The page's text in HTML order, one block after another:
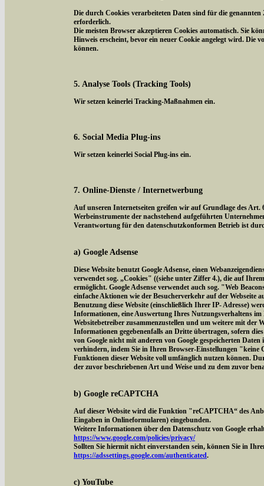
Die durch Cookies verarbeiteten Daten sind für die
erforderlich.
Die meisten Browser akzeptieren Cookies automatisch. Sie
Hinweis erscheint, bevor ein neuer Cookie angelegt wird. Die
können.
5. Analyse Tools (Tracking Tools)
Wir setzen keinerlei Tracking-Maßnahmen ein.
6. Social Media Plug-ins
Wir setzen keinerlei Social Plug-ins ein.
7. Online-Dienste / Internetwerbung
Auf unseren Internetseiten greifen wir auf Grundlage des
Werbeinstrumente der nachstehend aufgeführten
Verantwortung für den datenschutzkonformen Betrieb ist
a) Google Adsense
Diese Website benutzt Google Adsense, einen
verwendet sog. „Cookies" ((siehe unter Ziffer 4.), die auf
ermöglicht. Google Adsense verwendet auch sog. "Web
einfache Aktionen wie der Besucherverkehr auf der Webseite
Benutzung diese Website (einschließlich Ihrer IP- Adresse)
Informationen, eine Auswertung Ihres Nutzungsverhaltens
Websitebetreiber zusammenzustellen und um weitere mit
Informationen gegebenenfalls an Dritte übertragen, sofern
von Google nicht mit anderen von Google gespeicherten
verhindern, indem Sie in Ihren Browser-Einstellungen "keine
Funktionen dieser Website voll umfänglich nutzen können.
der zuvor beschriebenen Art und Weise und zu dem zuvor
b) Google reCAPTCHA
Auf dieser Website wird die Funktion "reCAPTCHA“ des
Eingaben in Onlineformularen) eingebunden.
Weitere Informationen über den Datenschutz von Google
https://www.google.com/policies/privacy/
Sollten Sie hiermit nicht einverstanden sein, können Sie in
https://adssettings.google.com/authenticated.
c) YouTube